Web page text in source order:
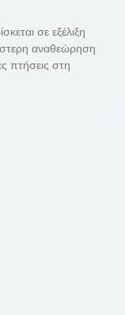
σε εξέλιξη
αναθεώρηση
πτήσεις στη